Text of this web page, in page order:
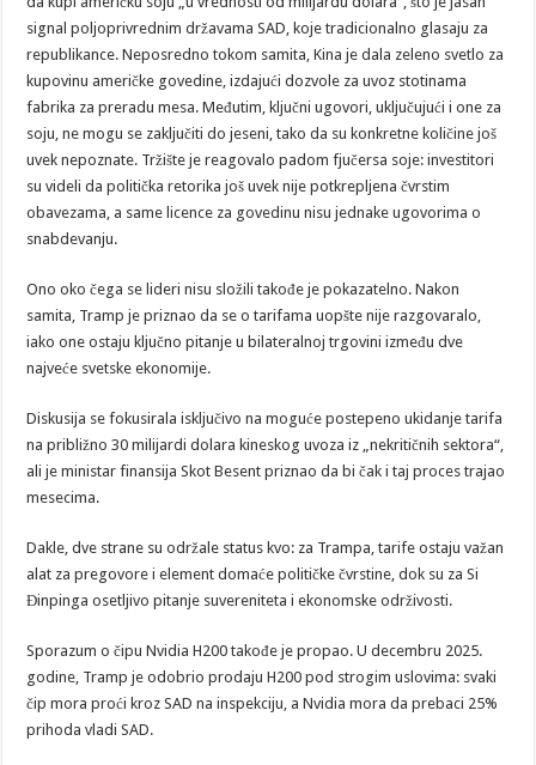
signal poljoprivrednim državama SAD, koje tradicionalno glasaju za
republikance. Neposredno tokom samita, Kina je dala zeleno svetlo za
kupovinu američke govedine, izdajući dozvole za uvoz stotinama
fabrika za preradu mesa. Međutim, ključni ugovori, uključujući i one za
soju, ne mogu se zaključiti do jeseni, tako da su konkretne količine još
uvek nepoznate. Tržište je reagovalo padom fjučersa soje: investitori
su videli da politička retorika još uvek nije potkrepljena čvrstim
obavezama, a same licence za govedinu nisu jednake ugovorima o
snabdevanju.
Ono oko čega se lideri nisu složili takođe je pokazatelno. Nakon
samita, Tramp je priznao da se o tarifama uopšte nije razgovaralo,
iako one ostaju ključno pitanje u bilateralnoj trgovini između dve
najveće svetske ekonomije.
Diskusija se fokusirala isključivo na moguće postepeno ukidanje tarifa
na približno 30 milijardi dolara kineskog uvoza iz „nekritičnih sektora“,
ali je ministar finansija Skot Besent priznao da bi čak i taj proces trajao
mesecima.
Dakle, dve strane su održale status kvo: za Trampa, tarife ostaju važan
alat za pregovore i element domaće političke čvrstine, dok su za Si
Đinpinga osetljivo pitanje suvereniteta i ekonomske održivosti.
Sporazum o čipu Nvidia H200 takođe je propao. U decembru 2025.
godine, Tramp je odobrio prodaju H200 pod strogim uslovima: svaki
čip mora proći kroz SAD na inspekciju, a Nvidia mora da prebaci 25%
prihoda vladi SAD.